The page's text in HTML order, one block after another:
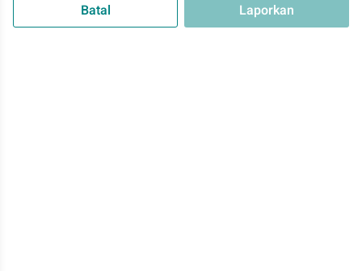
Batal Laporkan